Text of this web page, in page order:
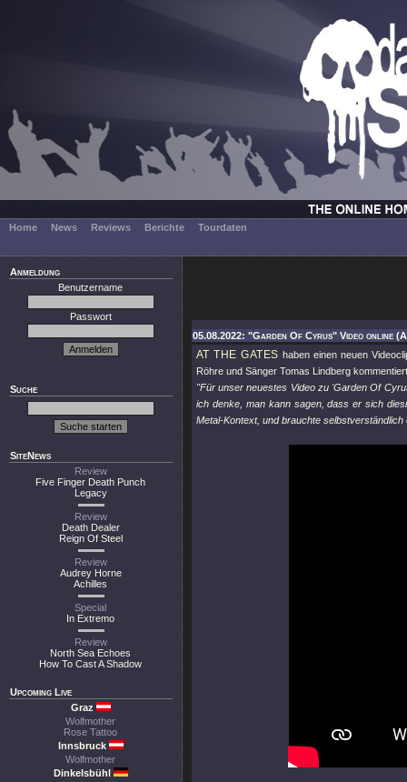
Home News Reviews Berichte Tourdaten
Anmeldung
Benutzername
Passwort
Suche
SiteNews
Review
Five Finger Death Punch
Legacy
Review
Death Dealer
Reign Of Steel
Review
Audrey Horne
Achilles
Special
In Extremo
Review
North Sea Echoes
How To Cast A Shadow
Upcoming Live
Graz
Wolfmother
Rose Tattoo
Innsbruck
Wolfmother
Dinkelsbühl
05.08.2022: "Garden Of Cyrus" Video online
AT THE GATES haben einen neuen
Röhre und Sänger Tomas Lindberg
"Für unser neuestes Video zu 'Garden Of
ich denke, man kann sagen, dass er sich
Metal-Kontext, und brauchte